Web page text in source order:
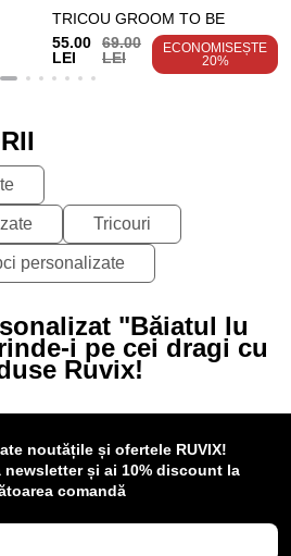
TRICOU GROOM TO BE
55.00
LEI
69.00
LEI
ECONOMISEȘTE
20%
Tricouri
personalizate
"Băiatul lu
i pe cei dragi cu
Ruvix!
noutățile și ofertele RUVIX!
newsletter și ai 10% discount la
comandă